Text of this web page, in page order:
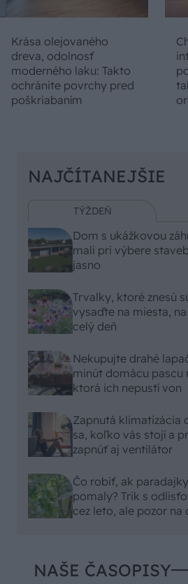
Krása olejovaného
dreva, odolnosť
moderného laku: Takto
ochránite povrchy pred
poškriabaním
NAJČÍTANEJŠIE
TÝŽDEŇ
Dom s ukážkovou
mali pri výbere
jasno
Trvalky, ktoré znesú
vysaďte na miesta,
celý deň
Nekupujte drahé
minút domácu pascu
ktorá ich nepustí von
Zapnutá klimatizácia
sa, koľko vás stojí a
zapnúť aj ventilátor
Čo robiť, ak
pomaly? Trik s
cez leto, ale pozor na
NAŠE ČASOPISY